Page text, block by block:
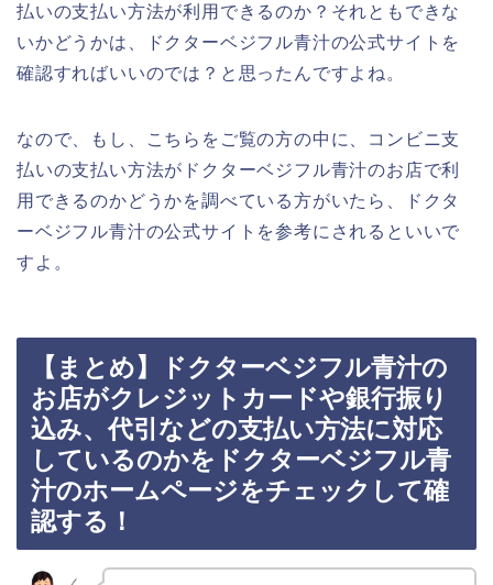
払いの支払い方法が利用できるのか？それともできな
いかどうかは、ドクターベジフル青汁の公式サイトを
確認すればいいのでは？と思ったんですよね。
なので、もし、こちらをご覧の方の中に、コンビニ支
払いの支払い方法がドクターベジフル青汁のお店で利
用できるのかどうかを調べている方がいたら、ドクタ
ーベジフル青汁の公式サイトを参考にされるといいで
すよ。
【まとめ】ドクターベジフル青汁の
お店がクレジットカードや銀行振り
込み、代引などの支払い方法に対応
しているのかをドクターベジフル青
汁のホームページをチェックして確
認する！